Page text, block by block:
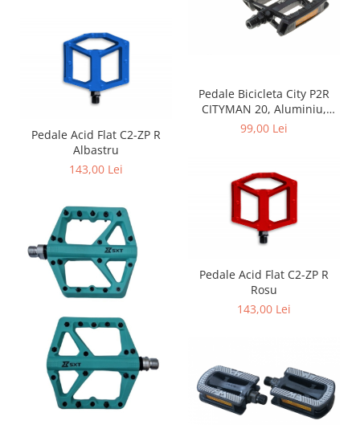
Pedale Bicicleta City P2R
CITYMAN 20, Aluminiu,
Negru
99,00 Lei
Pedale Acid Flat C2-ZP R
Albastru
143,00 Lei
Pedale Acid Flat C2-ZP R
Rosu
143,00 Lei